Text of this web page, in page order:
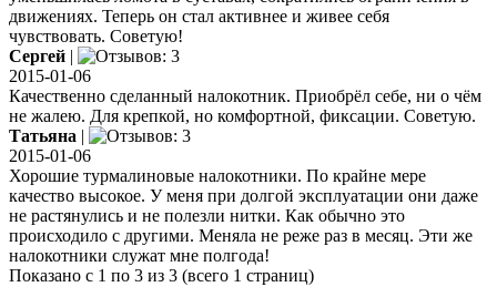
движениях. Теперь он стал активнее и живее себя
чувствовать. Советую!
Сергей |
2015-01-06
Качественно сделанный налокотник. Приобрёл себе, ни о чём
не жалею. Для крепкой, но комфортной, фиксации. Советую.
Татьяна |
2015-01-06
Хорошие турмалиновые налокотники. По крайне мере
качество высокое. У меня при долгой эксплуатации они даже
не растянулись и не полезли нитки. Как обычно это
происходило с другими. Меняла не реже раз в месяц. Эти же
налокотники служат мне полгода!
Показано с 1 по 3 из 3 (всего 1 страниц)